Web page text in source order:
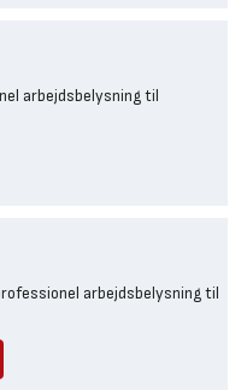
arbejdsbelysning til
arbejdsbelysning til